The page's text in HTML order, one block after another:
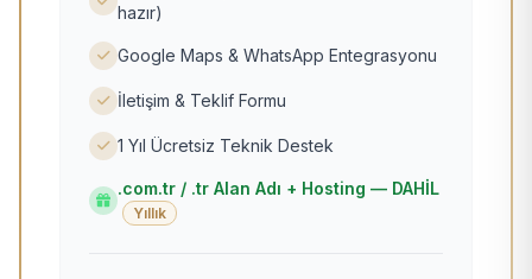
hazır)
Google Maps & WhatsApp Entegrasyonu
İletişim & Teklif Formu
1 Yıl Ücretsiz Teknik Destek
.com.tr / .tr Alan Adı + Hosting — DAHİL
Yıllık